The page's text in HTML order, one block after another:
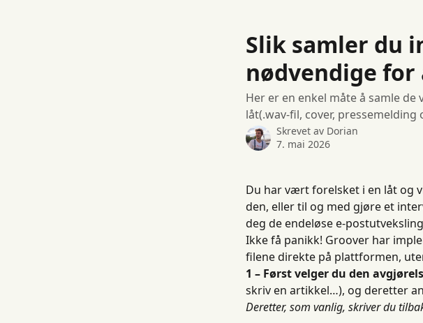
Slik samler du
nødvendige for
Her er en enkel måte å samle
låt(.wav-fil, cover, pressemelding
Skrevet av Dorian
7. mai 2026
Du har vært forelsket i en låt og
den, eller til og med gjøre et
deg de endeløse e-
Ikke få panikk! Groover har
filene direkte på plattformen,
1 – Først velger du den
skriv en artikkel…), og deretter
Deretter, som vanlig, skriver du